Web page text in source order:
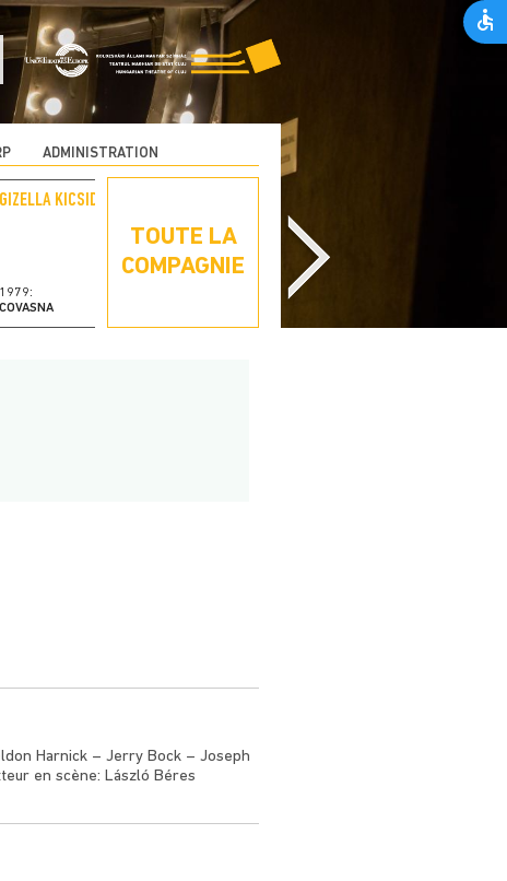
ADMINISTRATION
TOUTE LA
COMPAGNIE
GIZELLA KICSID
1979:
COVASNA
1994:
Harnick – Jerry Bock – Joseph
en scène: László Béres